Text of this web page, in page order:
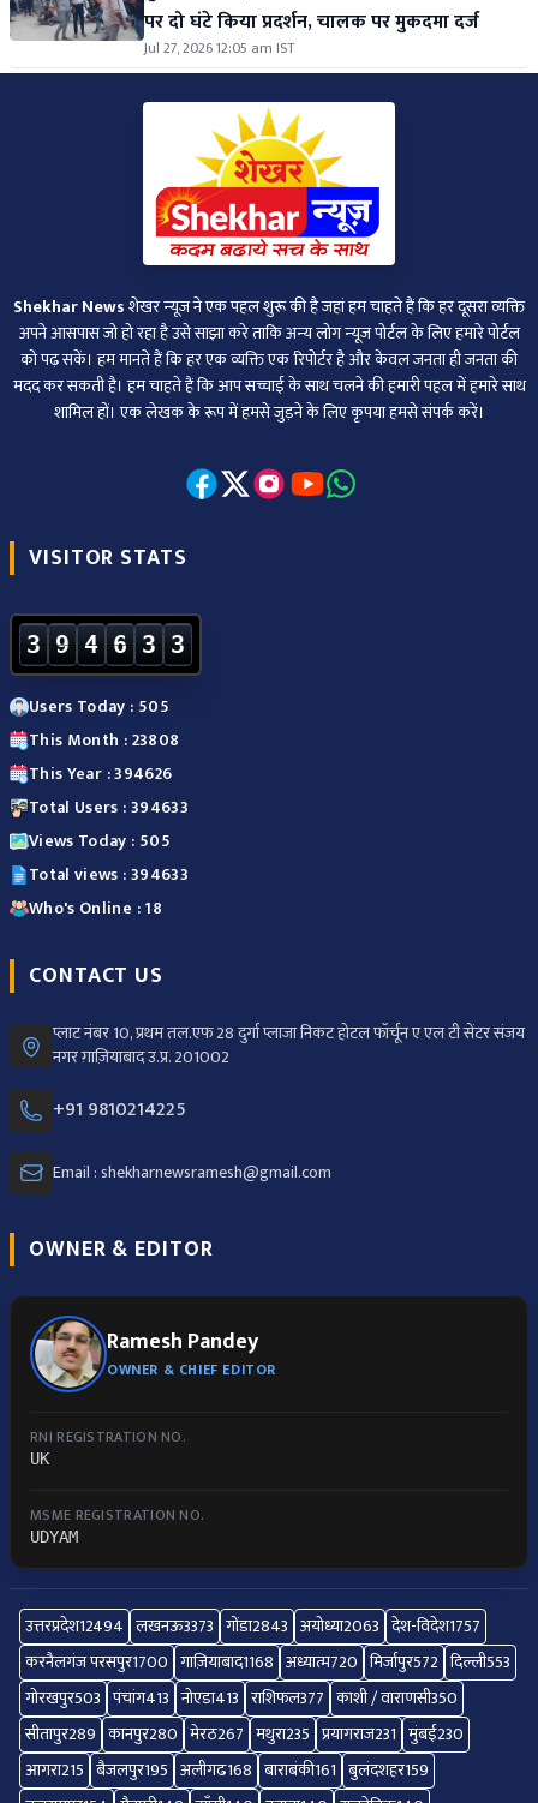
पर दो घंटे किया प्रदर्शन, चालक पर मुकदमा दर्ज
Jul 27, 2026 12:05 am IST
Shekhar Newsशेखर न्‍यूज ने एक पहल शुरू की है जहां हम चाहते हैं कि हर दूसरा व्‍यक्ति
अपने आसपास जो हो रहा है उसे साझा करे ताकि अन्‍य लोग न्‍यूज पोर्टल के लिए हमारे पोर्टल
को पढ़ सकें। हम मानते हैं कि हर एक व्यक्ति एक रिपोर्टर है और केवल जनता ही जनता की
मदद कर सकती है। हम चाहते हैं कि आप सच्चाई के साथ चलने की हमारी पहल में हमारे साथ
शामिल हों। एक लेखक के रूप में हमसे जुड़ने के लिए कृपया हमसे संपर्क करें।
VISITOR STATS
3 9 4 6 3 3
Users Today : 505
This Month : 23808
This Year : 394626
Total Users : 394633
Views Today : 505
Total views : 394633
Who's Online : 18
CONTACT US
प्लाट नंबर 10, प्रथम तल.एफ 28 दुर्गा प्लाजा निकट होटल फॉर्चून ए एल टी सेंटर संजय
नगर ग़ाज़ियाबाद उ.प्र. 201002
+91 9810214225
Email : shekharnewsramesh@gmail.com
OWNER & EDITOR
Ramesh Pandey
OWNER & CHIEF EDITOR
RNI REGISTRATION NO.
UK
MSME REGISTRATION NO.
UDYAM
उत्तरप्रदेश12494 लखनऊ3373 गोंडा2843 अयोध्या2063 देश-विदेश1757
करनैलगंज परसपुर1700 गाज़ियाबाद1168 अध्यात्म720 मिर्जापुर572 दिल्ली553
गोरखपुर503 पंचांग413 नोएडा413 राशिफल377 काशी / वाराणसी350
सीतापुर289 कानपुर280 मेरठ267 मथुरा235 प्रयागराज231 मुंबई230
आगरा215 बैजलपुर195 अलीगढ168 बाराबंकी161 बुलंदशहर159